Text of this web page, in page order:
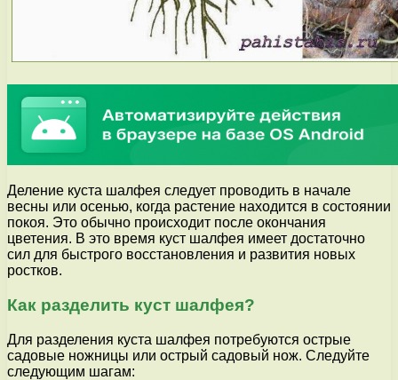
Деление куста шалфея следует проводить в начале
весны или осенью, когда растение находится в состоянии
покоя. Это обычно происходит после окончания
цветения. В это время куст шалфея имеет достаточно
сил для быстрого восстановления и развития новых
ростков.
Как разделить куст шалфея?
Для разделения куста шалфея потребуются острые
садовые ножницы или острый садовый нож. Следуйте
следующим шагам: